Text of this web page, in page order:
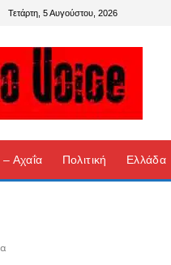
Τετάρτη, 5 Αυγούστου, 2026
– Αχαΐα Πολιτική Ελλάδα